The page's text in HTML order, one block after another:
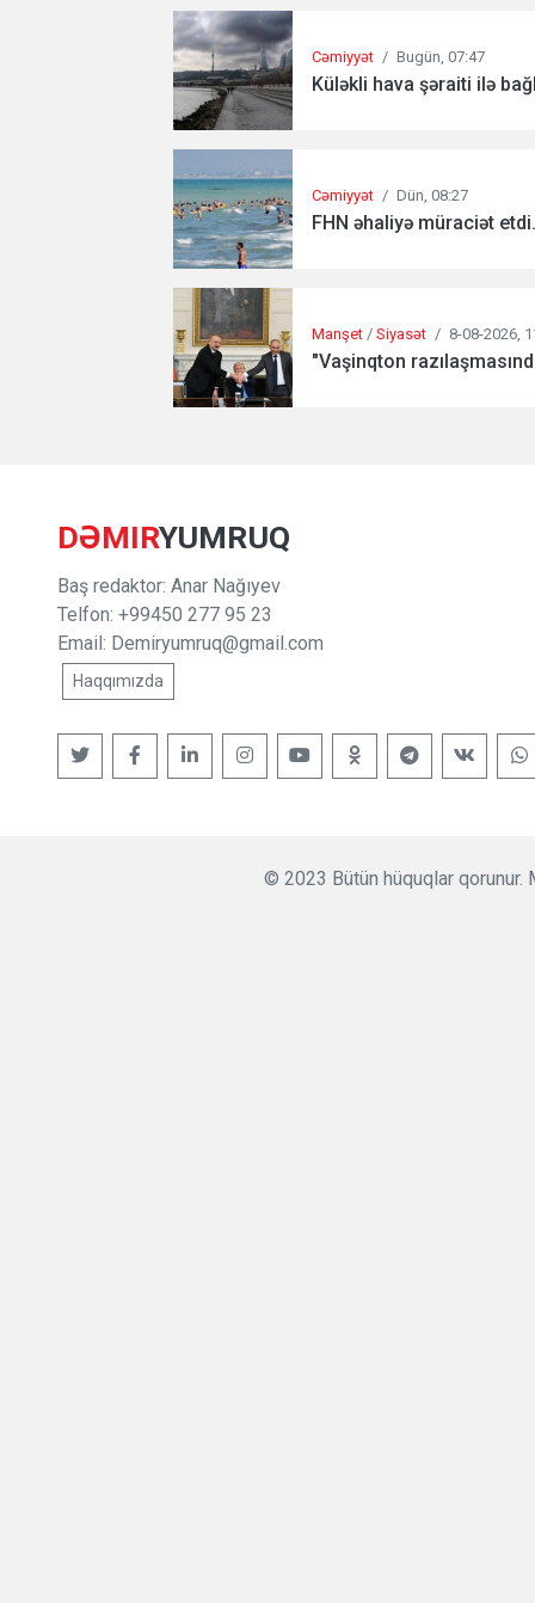
Cəmiyyət / Bugün, 07:47
Küləkli hava şəraiti ilə
Cəmiyyət / Dün, 08:27
FHN əhaliyə müraciət
Manşet / Siyasət / 8-08-2026,
"Vaşinqton
DƏMIRYUMRUQ
Baş redaktor: Anar Nağıyev
Telfon: +99450 277 95 23
Email: Demiryumruq@gmail.com
Haqqımızda
© 2023 Bütün hüquqlar qorunur.